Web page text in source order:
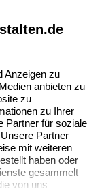
Anzeigen zu
anbieten zu
zu
zu Ihrer
Partner für soziale
Partner
mit weiteren
haben oder
gesammelt
von uns